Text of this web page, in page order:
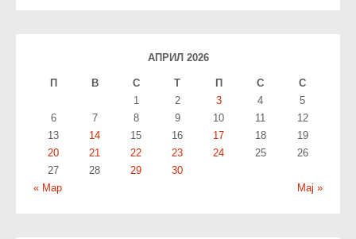
АПРИЛ 2026
П В С T П С С
« Мар Мај »
1 2 3 4
5
6
7 8 9 10 11
12
13
14 15 16 17 18
19
20
21 22 23 24 25
26
27
28 29 30